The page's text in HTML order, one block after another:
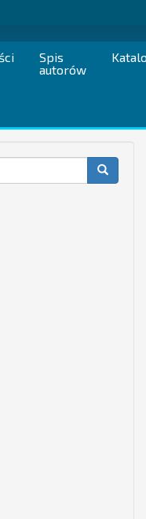
Spis
autorów